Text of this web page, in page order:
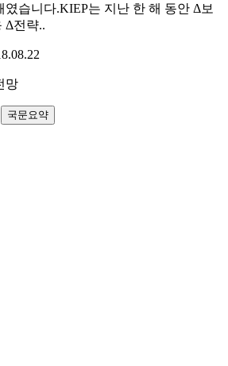
였습니다.KIEP는 지난 한 해 동안 Δ보
Δ전략..
망
국문요약